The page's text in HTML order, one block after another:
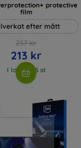
protective
film
efter mått
237 kr
213 kr
I lager > 5 st